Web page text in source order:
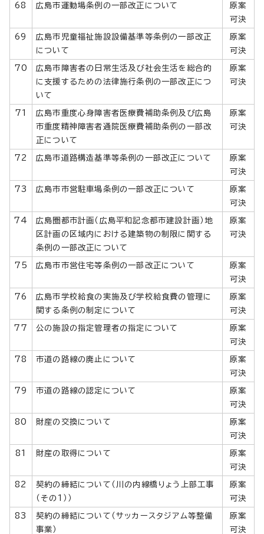
68 広島市運動場条例の一部改正について
原案
可決
69
広島市児童福祉施設設備基準等条例の一部改正
について
原案
可決
70
広島市障害者の日常生活及び社会生活を総合的
に支援するための法律施行条例の一部改正につ
いて
原案
可決
71
広島市重度心身障害者医療費補助条例及び広島
市重度精神障害者通院医療費補助条例の一部改
正について
原案
可決
72 広島市道路構造基準等条例の一部改正について
原案
可決
73 広島市市営駐車場条例の一部改正について
原案
可決
74
広島圏都市計画（広島平和記念都市建設計画）地
区計画の区域内における建築物の制限に関する
条例の一部改正について
原案
可決
75 広島市市営住宅等条例の一部改正について
原案
可決
76
広島市学校給食の実施及び学校給食費の管理に
関する条例の制定について
原案
可決
77 公の施設の指定管理者の指定について
原案
可決
78 市道の路線の廃止について
原案
可決
79 市道の路線の認定について
原案
可決
80 財産の交換について
原案
可決
81 財産の取得について
原案
可決
82
契約の締結について（川の内線橋りょう上部工事
（その1））
原案
可決
83
契約の締結について（サッカースタジアム等整備
事業）
原案
可決